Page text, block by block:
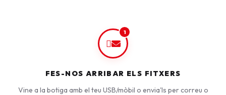
1
FES-NOS ARRIBAR ELS FITXERS
Vine a la botiga amb el teu USB/mòbil o envia'ls per correu o